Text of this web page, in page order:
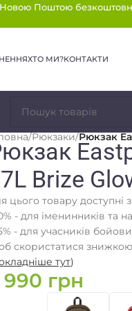
Новою Поштою
ХТО МИ?КОНТАКТИ
/Рюкзаки/Рюкзак
Brize
цього товару доступні
- для іменинників та
- для учасників
скористатися
тут)
990 грн